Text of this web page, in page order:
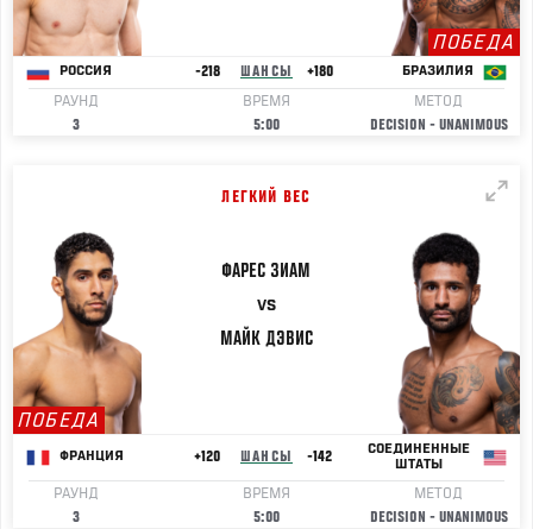
ПОБЕДА
РОССИЯ -218 ШАНСЫ +180 БРАЗИЛИЯ
РАУНД
3
ВРЕМЯ
5:00
МЕТОД
DECISION - UNANIMOUS
ЛЕГКИЙ ВЕС
ПОБЕДА
ФАРЕС ЗИАМ
VS
МАЙК ДЭВИС
ФРАНЦИЯ +120 ШАНСЫ -142
СОЕДИНЕННЫЕ
ШТАТЫ
РАУНД
3
ВРЕМЯ
5:00
МЕТОД
DECISION - UNANIMOUS